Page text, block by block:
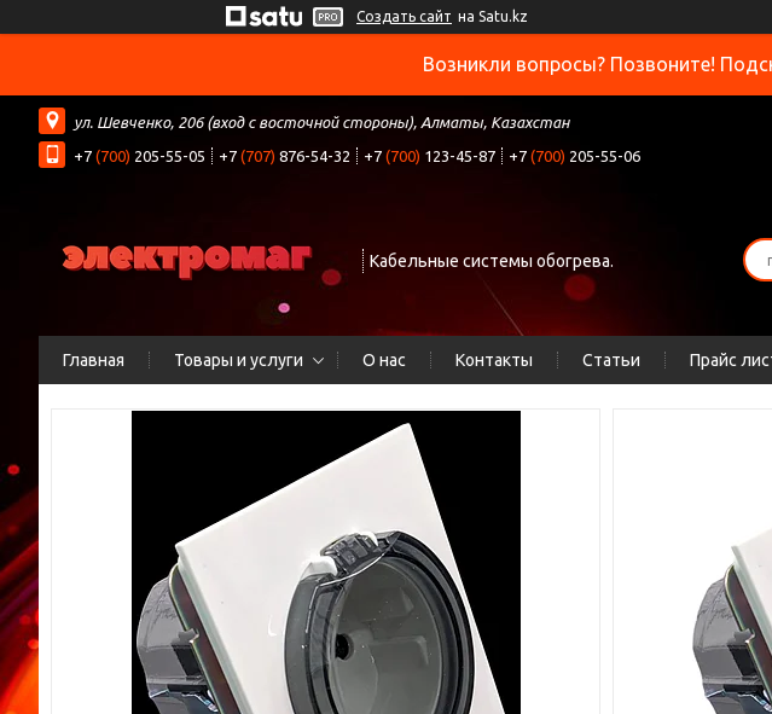
Создать сайт на Satu.kz
Возникли вопросы? Позвоните!
ул. Шевченко, 206 (вход с восточной стороны), Алматы, Казахстан
+7 (700) 205-55-05 +7 (707) 876-54-32 +7 (700) 123-45-87 +7 (700) 205-55-06
Кабельные системы обогрева.
Главная Товары и услуги О нас Контакты Статьи Прайс